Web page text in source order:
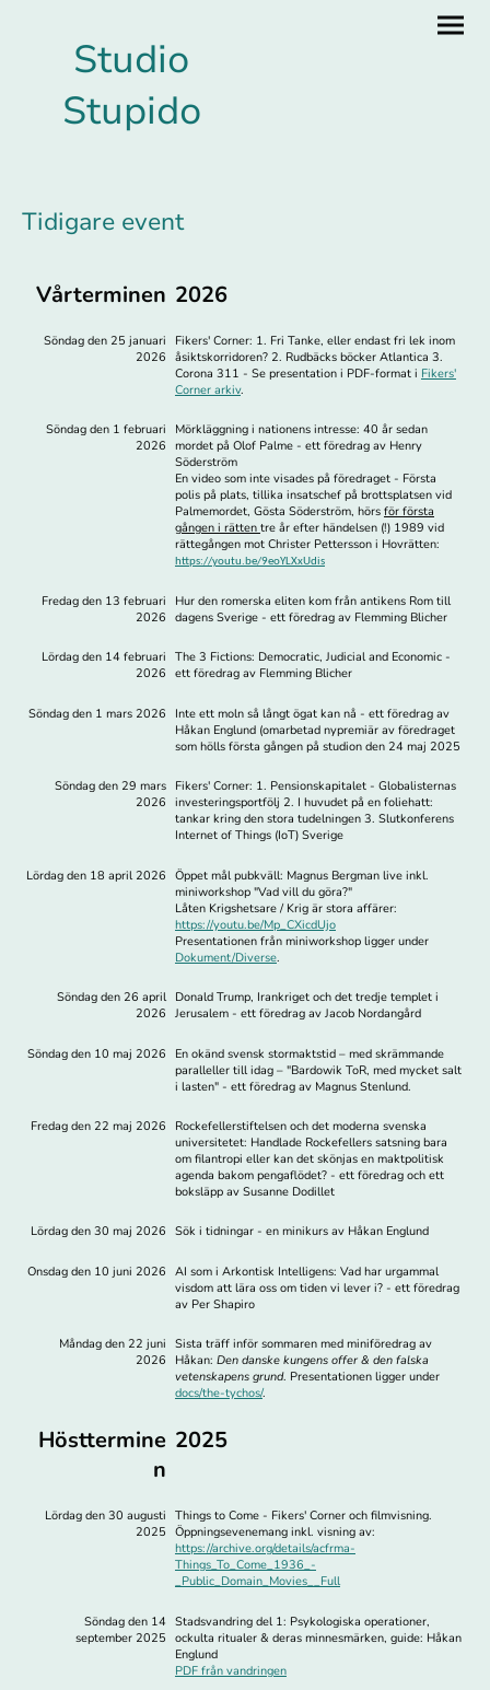
Studio
Stupido
Tidigare event
Vårterminen 2026
Söndag den 25 januari
2026
Fikers' Corner: 1. Fri Tanke, eller endast fri lek inom
åsiktskorridoren? 2. Rudbäcks böcker Atlantica 3.
Corona 311 - Se presentation i PDF-format i Fikers'
Corner arkiv.
Söndag den 1 februari
2026
Mörkläggning i nationens intresse: 40 år sedan
mordet på Olof Palme - ett föredrag av Henry
Söderström
En video som inte visades på föredraget - Första
polis på plats, tillika insatschef på brottsplatsen vid
Palmemordet, Gösta Söderström, hörs för första
gången i rätten tre år efter händelsen (!) 1989 vid
rättegången mot Christer Pettersson i Hovrätten:
https://youtu.be/9eoYLXxUdis
Fredag den 13 februari
2026
Hur den romerska eliten kom från antikens Rom till
dagens Sverige - ett föredrag av Flemming Blicher
Lördag den 14 februari
2026
The 3 Fictions: Democratic, Judicial and Economic -
ett föredrag av Flemming Blicher
Söndag den 1 mars 2026
Inte ett moln så långt ögat kan nå - ett föredrag av
Håkan Englund (omarbetad nypremiär av föredraget
som hölls första gången på studion den 24 maj 2025
Söndag den 29 mars
2026
Fikers' Corner: 1. Pensionskapitalet - Globalisternas
investeringsportfölj 2. I huvudet på en foliehatt:
tankar kring den stora tudelningen 3. Slutkonferens
Internet of Things (IoT) Sverige
Lördag den 18 april 2026 Öppet mål pubkväll: Magnus Bergman live inkl.
miniworkshop "Vad vill du göra?"
Låten Krigshetsare / Krig är stora affärer:
https://youtu.be/Mp_CXicdUjo
Presentationen från miniworkshop ligger under
Dokument/Diverse.
Söndag den 26 april
2026
Donald Trump, Irankriget och det tredje templet i
Jerusalem - ett föredrag av Jacob Nordangård
Söndag den 10 maj 2026
En okänd svensk stormaktstid – med skrämmande
paralleller till idag – "Bardowik ToR, med mycket salt
i lasten" - ett föredrag av Magnus Stenlund.
Fredag den 22 maj 2026
Rockefellerstiftelsen och det moderna svenska
universitetet: Handlade Rockefellers satsning bara
om filantropi eller kan det skönjas en maktpolitisk
agenda bakom pengaflödet? - ett föredrag och ett
boksläpp av Susanne Dodillet
Lördag den 30 maj 2026 Sök i tidningar - en minikurs av Håkan Englund
Onsdag den 10 juni 2026 AI som i Arkontisk Intelligens: Vad har urgammal
visdom att lära oss om tiden vi lever i? - ett föredrag
av Per Shapiro
Måndag den 22 juni
2026
Sista träff inför sommaren med miniföredrag av
Håkan: Den danske kungens offer & den falska
vetenskapens grund. Presentationen ligger under
docs/the-tychos/.
Hösttermine
n
2025
Lördag den 30 augusti
2025
Things to Come - Fikers' Corner och filmvisning.
Öppningsevenemang inkl. visning av:
https://archive.org/details/acfrma-
Things_To_Come_1936_-
_Public_Domain_Movies__Full
Söndag den 14
september 2025
Stadsvandring del 1: Psykologiska operationer,
ockulta ritualer & deras minnesmärken, guide: Håkan
Englund
PDF från vandringen